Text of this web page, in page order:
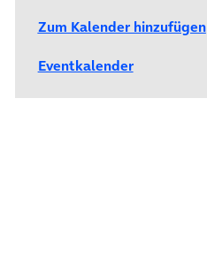
Zum Kalender hinzufügen
Eventkalender